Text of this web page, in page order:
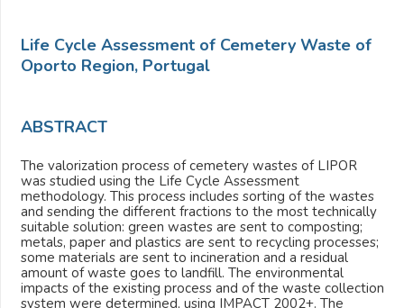
Life Cycle Assessment of Cemetery Waste of
Oporto Region, Portugal
ABSTRACT
The valorization process of cemetery wastes of LIPOR
was studied using the Life Cycle Assessment
methodology. This process includes sorting of the wastes
and sending the different fractions to the most technically
suitable solution: green wastes are sent to composting;
metals, paper and plastics are sent to recycling processes;
some materials are sent to incineration and a residual
amount of waste goes to landfill. The environmental
impacts of the existing process and of the waste collection
system were determined, using IMPACT 2002+. The